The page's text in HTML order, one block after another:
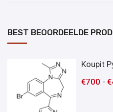
BEST BEOORDEELDE
Koupit
€700 -€